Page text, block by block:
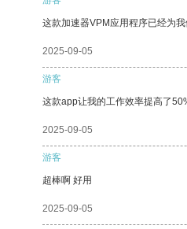
这款加速器VPM应用程序已经为
2025-09-05
游客
这款app让我的工作效率提高了
2025-09-05
游客
超棒啊 好用
2025-09-05